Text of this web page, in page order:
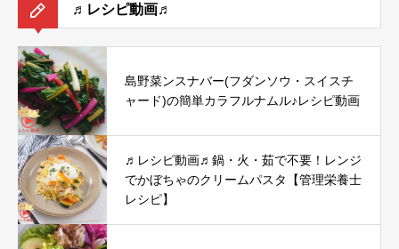
♬レシピ動画♬
島野菜ンスナバー(フダンソウ・スイスチ
ャード)の簡単カラフルナムル♪レシピ動画
♬レシピ動画♬鍋・火・茹で不要！レンジ
でかぼちゃのクリームパスタ【管理栄養士
レシピ】